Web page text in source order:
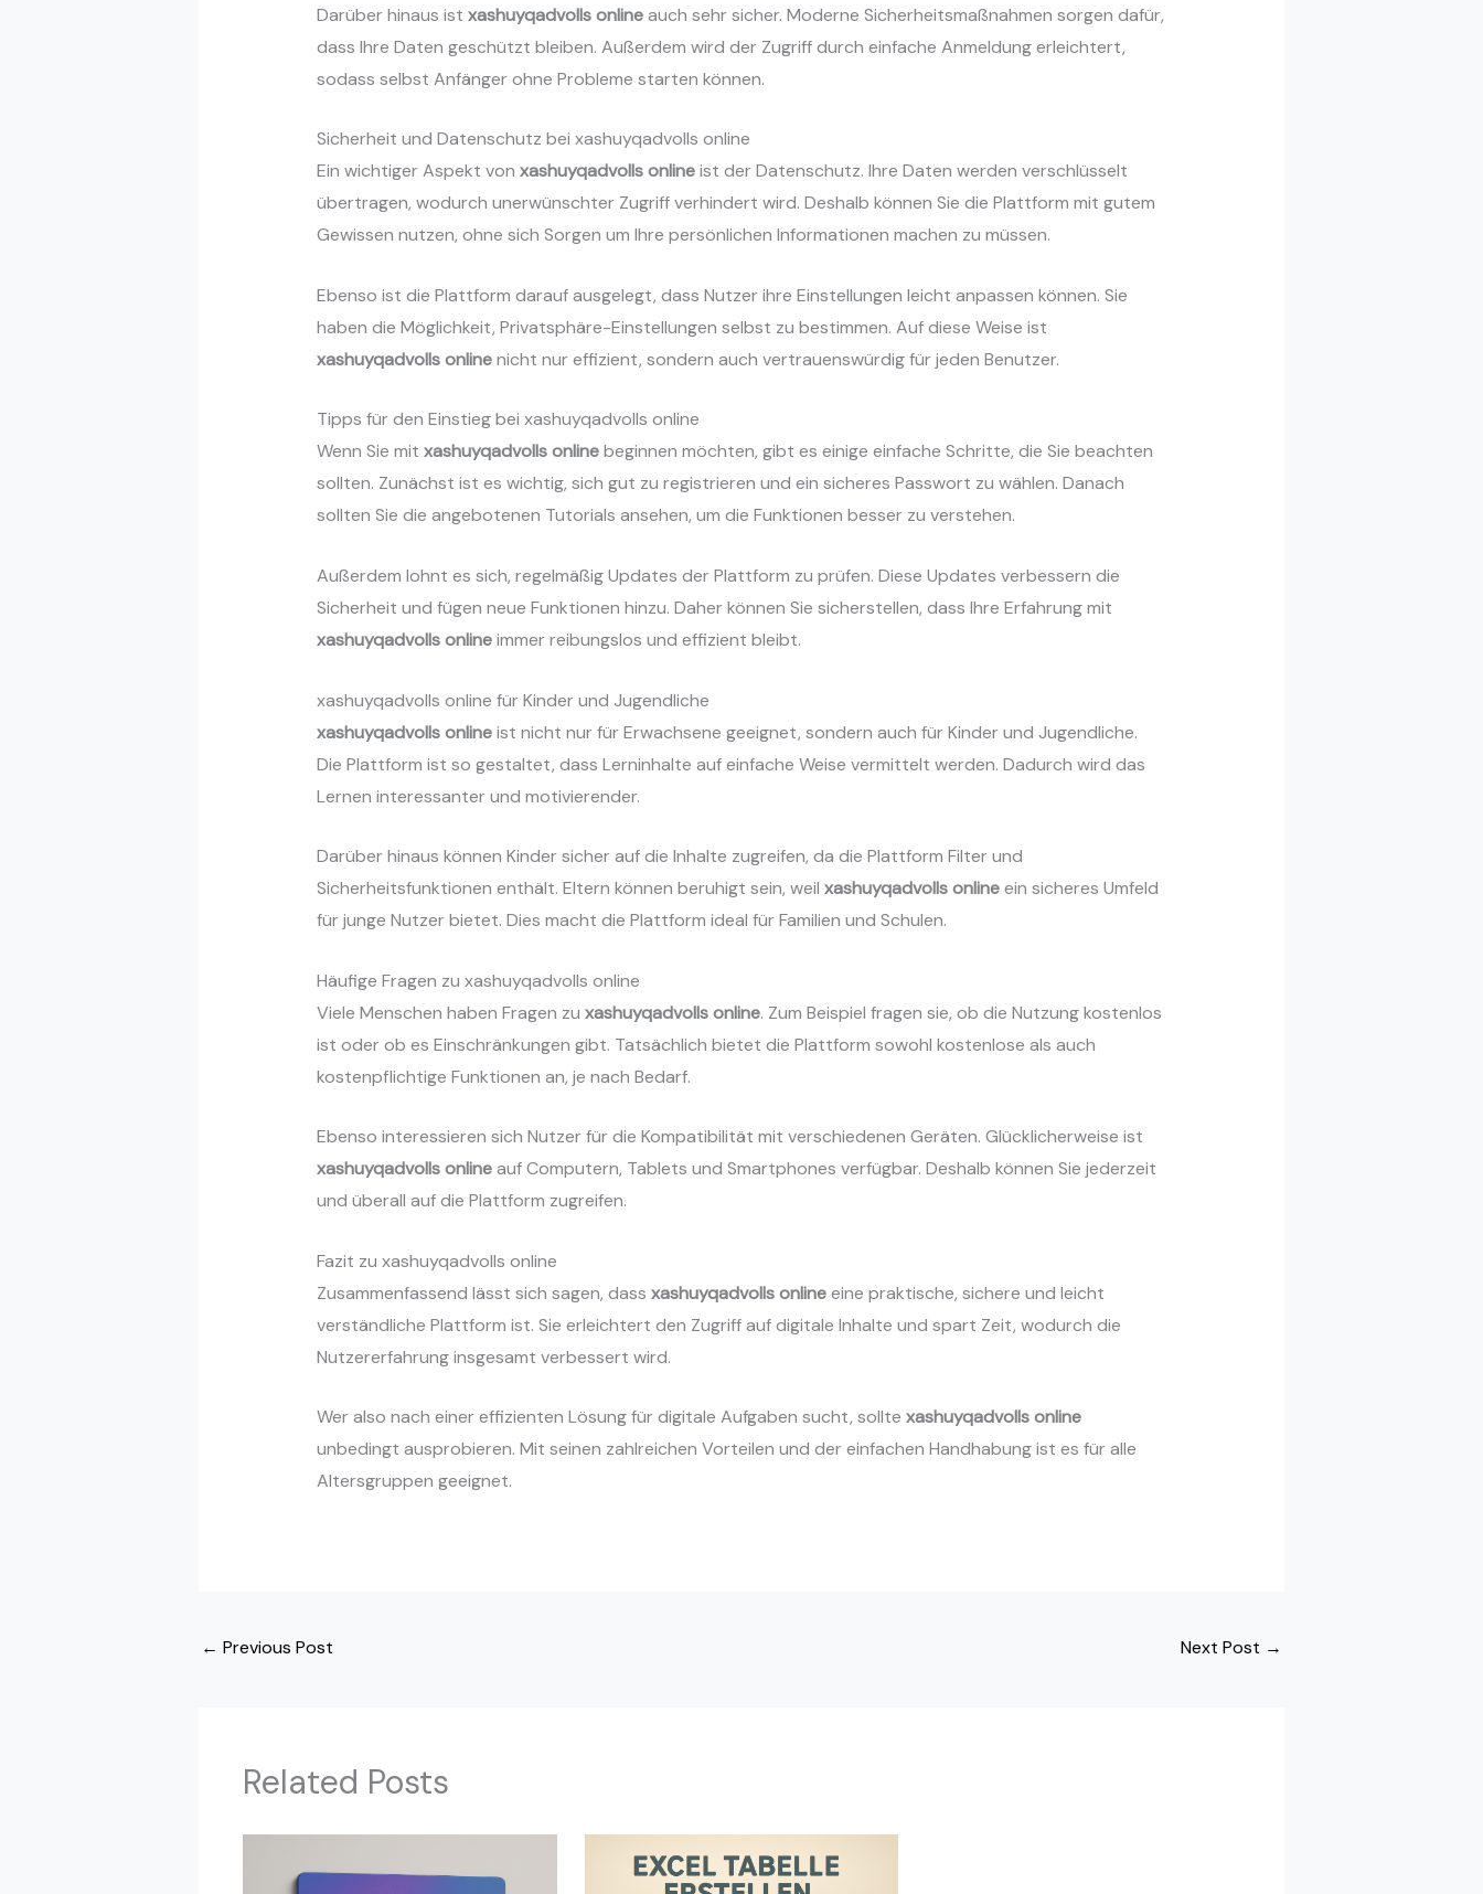
Darüber hinaus ist xashuyqadvolls onlineauch sehr sicher. Moderne Sicherheitsmaßnahmen sorgen dafür,
dass Ihre Daten geschützt bleiben. Außerdem wird der Zugriff durch einfache Anmeldung erleichtert,
sodass selbst Anfänger ohne Probleme starten können.
Sicherheit und Datenschutz bei xashuyqadvolls online
Ein wichtiger Aspekt von xashuyqadvolls onlineist der Datenschutz. Ihre Daten werden verschlüsselt
übertragen, wodurch unerwünschter Zugriff verhindert wird. Deshalb können Sie die Plattform mit gutem
Gewissen nutzen, ohne sich Sorgen um Ihre persönlichen Informationen machen zu müssen.
Ebenso ist die Plattform darauf ausgelegt, dass Nutzer ihre Einstellungen leicht anpassen können. Sie
haben die Möglichkeit, Privatsphäre-Einstellungen selbst zu bestimmen. Auf diese Weise ist
xashuyqadvolls onlinenicht nur effizient, sondern auch vertrauenswürdig für jeden Benutzer.
Tipps für den Einstieg bei xashuyqadvolls online
Wenn Sie mit xashuyqadvolls onlinebeginnen möchten, gibt es einige einfache Schritte, die Sie beachten
sollten. Zunächst ist es wichtig, sich gut zu registrieren und ein sicheres Passwort zu wählen. Danach
sollten Sie die angebotenen Tutorials ansehen, um die Funktionen besser zu verstehen.
Außerdem lohnt es sich, regelmäßig Updates der Plattform zu prüfen. Diese Updates verbessern die
Sicherheit und fügen neue Funktionen hinzu. Daher können Sie sicherstellen, dass Ihre Erfahrung mit
xashuyqadvolls onlineimmer reibungslos und effizient bleibt.
xashuyqadvolls online für Kinder und Jugendliche
xashuyqadvolls onlineist nicht nur für Erwachsene geeignet, sondern auch für Kinder und Jugendliche.
Die Plattform ist so gestaltet, dass Lerninhalte auf einfache Weise vermittelt werden. Dadurch wird das
Lernen interessanter und motivierender.
Darüber hinaus können Kinder sicher auf die Inhalte zugreifen, da die Plattform Filter und
Sicherheitsfunktionen enthält. Eltern können beruhigt sein, weil xashuyqadvolls onlineein sicheres Umfeld
für junge Nutzer bietet. Dies macht die Plattform ideal für Familien und Schulen.
Häufige Fragen zu xashuyqadvolls online
Viele Menschen haben Fragen zu xashuyqadvolls online. Zum Beispiel fragen sie, ob die Nutzung kostenlos
ist oder ob es Einschränkungen gibt. Tatsächlich bietet die Plattform sowohl kostenlose als auch
kostenpflichtige Funktionen an, je nach Bedarf.
Ebenso interessieren sich Nutzer für die Kompatibilität mit verschiedenen Geräten. Glücklicherweise ist
xashuyqadvolls onlineauf Computern, Tablets und Smartphones verfügbar. Deshalb können Sie jederzeit
und überall auf die Plattform zugreifen.
Fazit zu xashuyqadvolls online
Zusammenfassend lässt sich sagen, dass xashuyqadvolls onlineeine praktische, sichere und leicht
verständliche Plattform ist. Sie erleichtert den Zugriff auf digitale Inhalte und spart Zeit, wodurch die
Nutzererfahrung insgesamt verbessert wird.
Wer also nach einer effizienten Lösung für digitale Aufgaben sucht, sollte xashuyqadvolls online
unbedingt ausprobieren. Mit seinen zahlreichen Vorteilen und der einfachen Handhabung ist es für alle
Altersgruppen geeignet.
← Previous Post Next Post →
Related Posts